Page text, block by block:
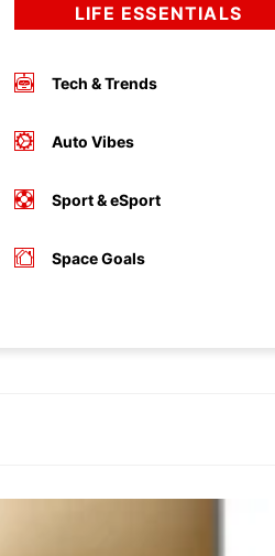
LIFE ESSENTIALS
Tech & Trends
Auto Vibes
Sport & eSport
Space Goals